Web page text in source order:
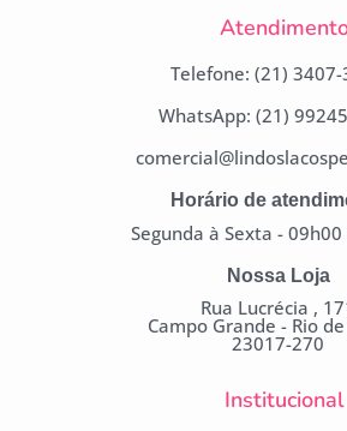
Telefone: (21) 3407-
WhatsApp: (21)
Horário de
Segunda à Sexta -
Nossa Loja
Rua Lucrécia ,
Campo Grande - Rio
23017-270
Institucional